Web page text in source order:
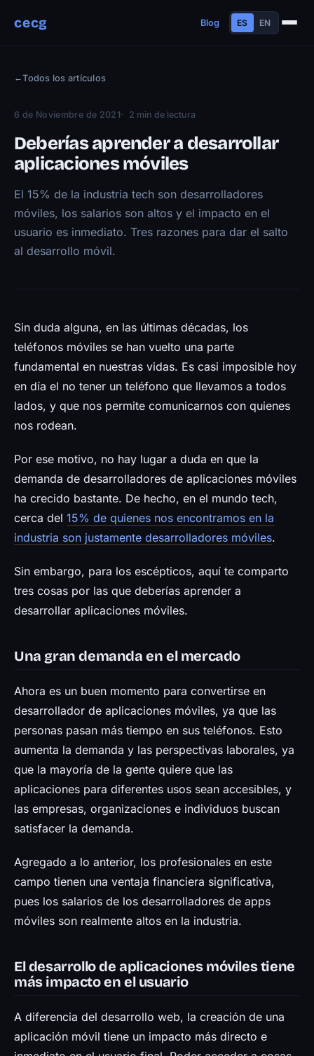
cecg Blog ES EN
Educación
Habilidades
Proyectos
Contacto
Blog
Trayectoria
Prensa
←Todos los artículos
6 de Noviembre de 2021 2 min de lectura
Deberías aprender a desarrollar
aplicaciones móviles
El 15% de la industria tech son desarrolladores
móviles, los salarios son altos y el impacto en el
usuario es inmediato. Tres razones para dar el salto
al desarrollo móvil.
Sin duda alguna, en las últimas décadas, los
teléfonos móviles se han vuelto una parte
fundamental en nuestras vidas. Es casi imposible hoy
en día el no tener un teléfono que llevamos a todos
lados, y que nos permite comunicarnos con quienes
nos rodean.
Por ese motivo, no hay lugar a duda en que la
demanda de desarrolladores de aplicaciones móviles
ha crecido bastante. De hecho, en el mundo tech,
cerca del 15% de quienes nos encontramos en la
industria son justamente desarrolladores móviles.
Sin embargo, para los escépticos, aquí te comparto
tres cosas por las que deberías aprender a
desarrollar aplicaciones móviles.
Una gran demanda en el mercado
Ahora es un buen momento para convertirse en
desarrollador de aplicaciones móviles, ya que las
personas pasan más tiempo en sus teléfonos. Esto
aumenta la demanda y las perspectivas laborales, ya
que la mayoría de la gente quiere que las
aplicaciones para diferentes usos sean accesibles, y
las empresas, organizaciones e individuos buscan
satisfacer la demanda.
Agregado a lo anterior, los profesionales en este
campo tienen una ventaja financiera significativa,
pues los salarios de los desarrolladores de apps
móviles son realmente altos en la industria.
El desarrollo de aplicaciones móviles tiene
más impacto en el usuario
A diferencia del desarrollo web, la creación de una
aplicación móvil tiene un impacto más directo e